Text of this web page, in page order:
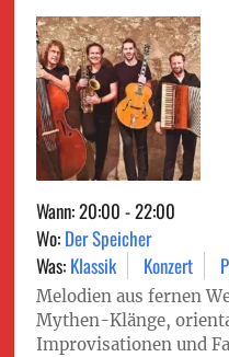
Wann: 20:00 - 22:00
Wo: Der Speicher
Was: Klassik Konzert
Melodien aus fernen
Mythen-Klänge,
Improvisationen und